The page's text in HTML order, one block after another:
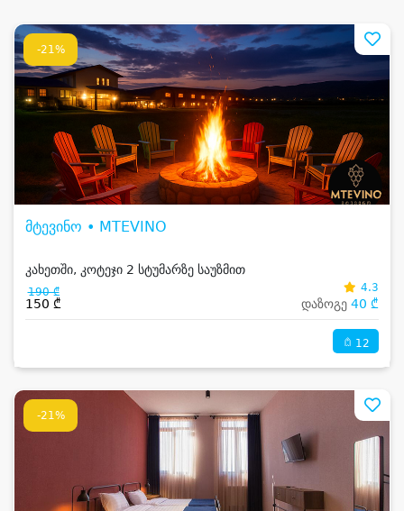
-21%
მტევინო • MTEVINO
კახეთში, კოტეჯი 2 სტუმარზე საუზმით
190 ₾
150 ₾
4.3
დაზოგე 40 ₾
12
-21%